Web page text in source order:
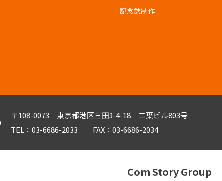
記念誌制作
〒108-0073 東京都港区三田3-4-18 二葉ビル803号
TEL：03-6686-2033 FAX：03-6686-2034
Com Story Group